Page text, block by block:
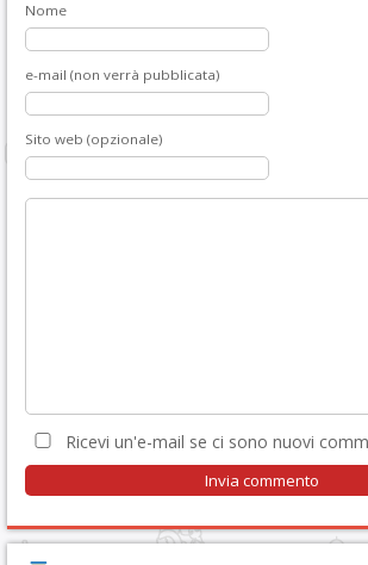
Nome
e-mail (non verrà pubblicata)
Sito web (opzionale)
Ricevi un'e-mail se ci sono nuovi